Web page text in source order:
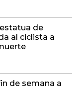
de
al ciclista a
de semana a